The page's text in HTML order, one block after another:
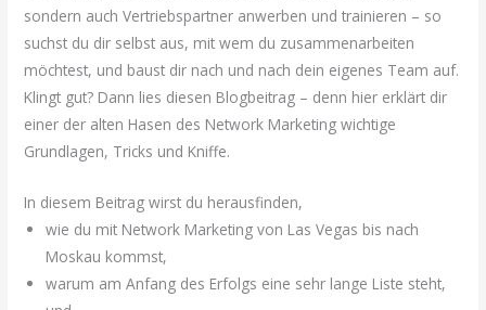
sondern auch Vertriebspartner anwerben und trainieren – so
suchst du dir selbst aus, mit wem du zusammenarbeiten
möchtest, und baust dir nach und nach dein eigenes Team auf.
Klingt gut? Dann lies diesen Blogbeitrag – denn hier erklärt dir
einer der alten Hasen des Network Marketing wichtige
Grundlagen, Tricks und Kniffe.
In diesem Beitrag wirst du herausfinden,
wie du mit Network Marketing von Las Vegas bis nach
Moskau kommst,
warum am Anfang des Erfolgs eine sehr lange Liste steht,